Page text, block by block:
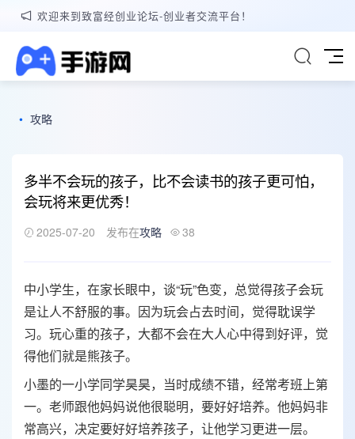
欢迎来到致富经创业论坛-创业者交流平台！
• 攻略
多半不会玩的孩子，比不会读书的孩子更可怕，
会玩将来更优秀！
2025-07-20 发布在攻略 38
中小学生，在家长眼中，谈“玩”色变，总觉得孩子会玩
是让人不舒服的事。因为玩会占去时间，觉得耽误学
习。玩心重的孩子，大都不会在大人心中得到好评，觉
得他们就是熊孩子。
小墨的一小学同学昊昊，当时成绩不错，经常考班上第
一。老师跟他妈妈说他很聪明，要好好培养。他妈妈非
常高兴，决定要好好培养孩子，让他学习更进一层。